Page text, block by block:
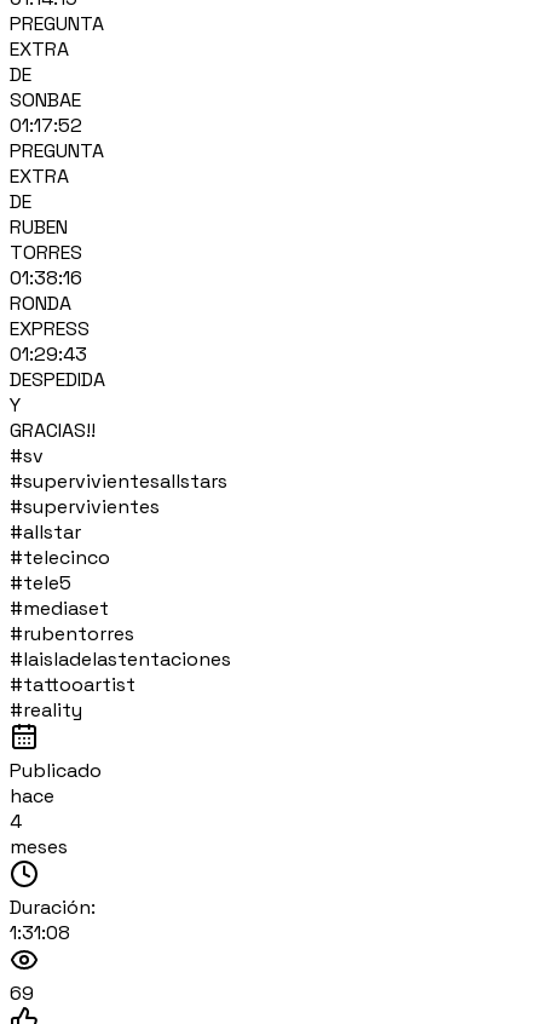
PREGUNTA
EXTRA
DE
SONBAE
01:17:52
PREGUNTA
EXTRA
DE
RUBEN
TORRES
01:38:16
RONDA
EXPRESS
01:29:43
DESPEDIDA
Y
GRACIAS!!
#sv
#supervivientesallstars
#supervivientes
#allstar
#telecinco
#tele5
#mediaset
#rubentorres
#laisladelastentaciones
#tattooartist
#reality
Publicado
hace
4
meses
Duración:
1:31:08
69